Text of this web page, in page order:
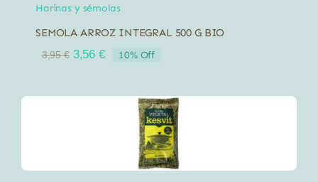
Harinas y sémolas
SEMOLA ARROZ INTEGRAL 500 G BIO
3,95€ El
era:
3,56 €El
es:
3,56 €.
10% Off